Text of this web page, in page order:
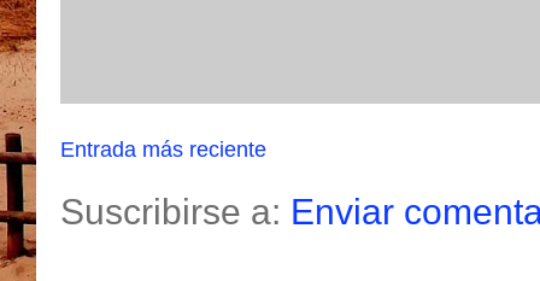
Entrada más reciente
Suscribirse a: Enviar